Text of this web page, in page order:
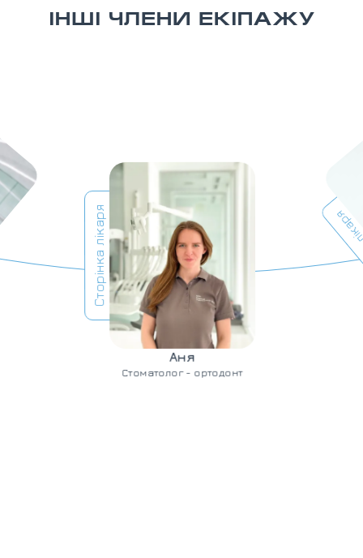
ІНШІ ЧЛЕНИ ЕКІПАЖУ
Аня
Стоматолог - ортодонт
Сторінка лікаря